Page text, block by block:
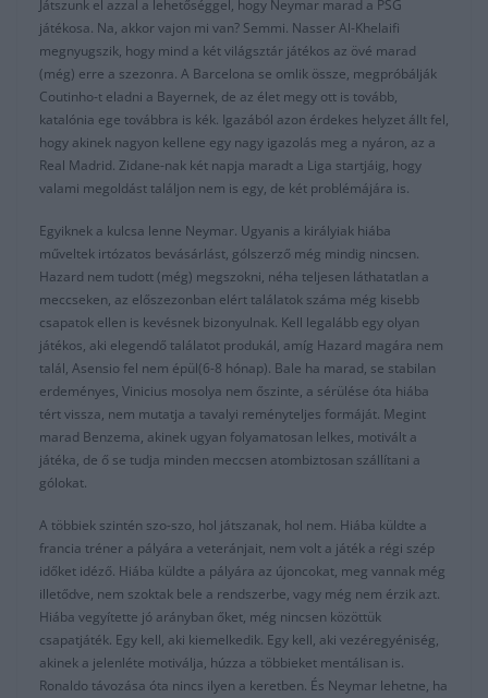
Játszunk el azzal a lehetőséggel, hogy Neymar marad a PSG
játékosa. Na, akkor vajon mi van? Semmi. Nasser Al-Khelaifi
megnyugszik, hogy mind a két világsztár játékos az övé marad
(még) erre a szezonra. A Barcelona se omlik össze, megpróbálják
Coutinho-t eladni a Bayernek, de az élet megy ott is tovább,
katalónia ege továbbra is kék. Igazából azon érdekes helyzet állt fel,
hogy akinek nagyon kellene egy nagy igazolás meg a nyáron, az a
Real Madrid. Zidane-nak két napja maradt a Liga startjáig, hogy
valami megoldást találjon nem is egy, de két problémájára is.
Egyiknek a kulcsa lenne Neymar. Ugyanis a királyiak hiába
műveltek irtózatos bevásárlást, gólszerző még mindig nincsen.
Hazard nem tudott (még) megszokni, néha teljesen láthatatlan a
meccseken, az előszezonban elért találatok száma még kisebb
csapatok ellen is kevésnek bizonyulnak. Kell legalább egy olyan
játékos, aki elegendő találatot produkál, amíg Hazard magára nem
talál, Asensio fel nem épül(6-8 hónap). Bale ha marad, se stabilan
erdeményes, Vinicius mosolya nem őszinte, a sérülése óta hiába
tért vissza, nem mutatja a tavalyi reményteljes formáját. Megint
marad Benzema, akinek ugyan folyamatosan lelkes, motivált a
játéka, de ő se tudja minden meccsen atombiztosan szállítani a
gólokat.
A többiek szintén szo-szo, hol játszanak, hol nem. Hiába küldte a
francia tréner a pályára a veteránjait, nem volt a játék a régi szép
időket idéző. Hiába küldte a pályára az újoncokat, meg vannak még
illetődve, nem szoktak bele a rendszerbe, vagy még nem érzik azt.
Hiába vegyítette jó arányban őket, még nincsen közöttük
csapatjáték. Egy kell, aki kiemelkedik. Egy kell, aki vezéregyéniség,
akinek a jelenléte motiválja, húzza a többieket mentálisan is.
Ronaldo távozása óta nincs ilyen a keretben. És Neymar lehetne, ha